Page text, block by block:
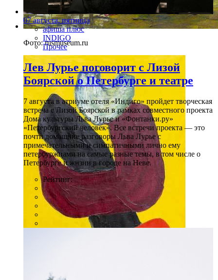
Фото: rusmuseum.ru
07 августа, пятница
афиша плюс
INDIGO
Прочее
Лев Лурье поговорит с Лизой
Боярской о Петербурге и театре
7 августа в атриуме отеля «Индиго» пройдет творческая
встреча с Лизой Боярской в рамках совместного проекта
Дома культуры Льва Лурье и «Фонтанки.ру»
«Петербургский человек». Все встречи проекта — это
почти домашние разговоры Льва Лурье с
примечательными и симпатичными лично ему
петербуржцами на самые разные темы, в том числе о
Петербурге и жизни в городе на Неве.
Рейтинг: